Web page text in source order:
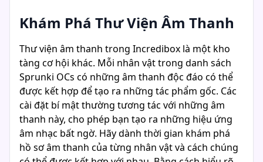
Khám Phá Thư Viện Âm Thanh
Thư viện âm thanh trong Incredibox là một kho
tàng cơ hội khác. Mỗi nhân vật trong danh sách
Sprunki OCs có những âm thanh độc đáo có thể
được kết hợp để tạo ra những tác phẩm gốc. Các
cài đặt bí mật thường tương tác với những âm
thanh này, cho phép bạn tạo ra những hiệu ứng
âm nhạc bất ngờ. Hãy dành thời gian khám phá
hồ sơ âm thanh của từng nhân vật và cách chúng